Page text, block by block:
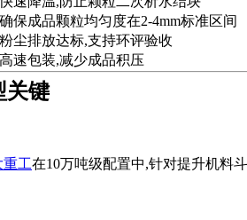
确保成品颗粒均匀度在2-4mm标准区间
粉尘排放达标,支持环评验收
高速包装,减少成品积压
关键
重工在10万吨级配置中,针对提升机料